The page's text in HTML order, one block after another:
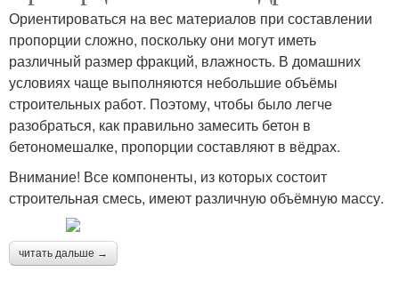
Ориентироваться на вес материалов при составлении
пропорции сложно, поскольку они могут иметь
различный размер фракций, влажность. В домашних
условиях чаще выполняются небольшие объёмы
строительных работ. Поэтому, чтобы было легче
разобраться, как правильно замесить бетон в
бетономешалке, пропорции составляют в вёдрах.
Внимание! Все компоненты, из которых состоит
строительная смесь, имеют различную объёмную массу.
читать дальше →